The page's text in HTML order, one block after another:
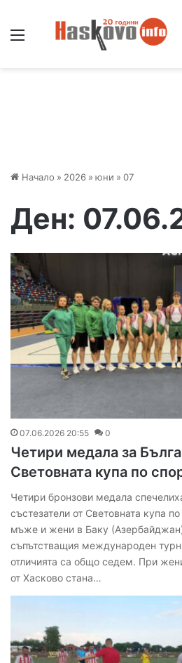
Начало » 2026 » юни » 07
Ден:
07.06.2026 20:55 0
Четири медала за
Световната купа по
Четири бронзови медала
състезатели от Световната купа
мъже и жени в Баку
съпътстващия международен
отличията са общо седем. При
от Хасково стана…